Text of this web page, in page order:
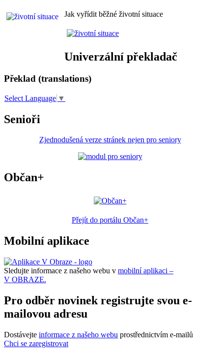
Jak vyřídit běžné životní situace
Univerzální překladač
Překlad (translations)
Select Language ▼
Senioři
Zjednodušená verze stránek nejen pro seniory
Občan+
Přejít do portálu Občan+
Mobilní aplikace
Sledujte informace z našeho webu v mobilní aplikaci –
V OBRAZE.
Pro odběr novinek registrujte svou e-
mailovou adresu
Dostávejte informace z našeho webu prostřednictvím e-mailů
Chci se zaregistrovat